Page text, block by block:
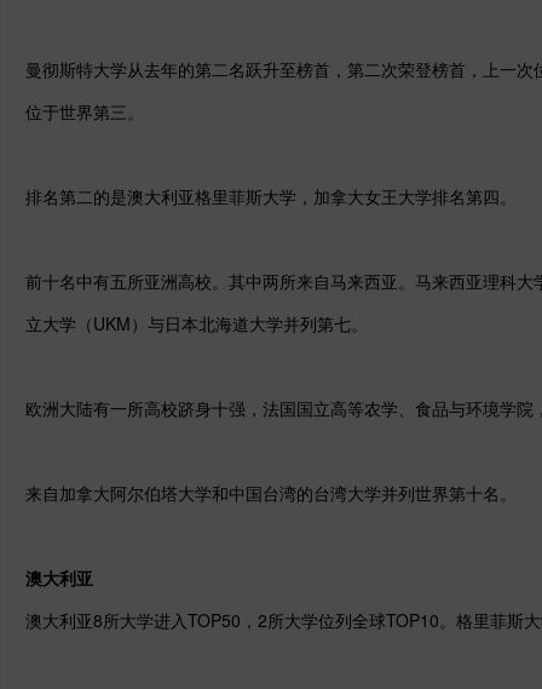
曼彻斯特大学从去年的第二名跃升至榜首，第二次荣登榜首，上一
位于世界第三。
排名第二的是澳大利亚格里菲斯大学， 加拿大女王大学排名第四。
前十名中有五所亚洲高校。其中两所来自马来西亚。马来西亚理科
立大学（UKM）与日本北海道大学并列第七。
欧洲大陆有一所高校跻身十强，法国国立高等农学、食品与环境学
来自加拿大阿尔伯塔大学和中国台湾的台湾大学并列世界第十名。
澳大利亚
澳大利亚8所大学进入TOP50，2所大学位列全球TOP10。 格里菲斯